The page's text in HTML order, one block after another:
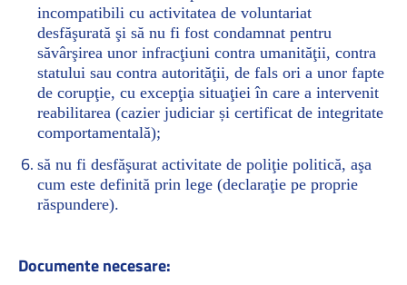
incompatibili cu activitatea de voluntariat
desfăşurată şi să nu fi fost condamnat pentru
săvârşirea unor infracţiuni contra umanităţii, contra
statului sau contra autorităţii, de fals ori a unor fapte
de corupţie, cu excepţia situaţiei în care a intervenit
reabilitarea (cazier judiciar și certificat de integritate
comportamentală);
să nu fi desfăşurat activitate de poliţie politică, aşa
cum este definită prin lege (declaraţie pe proprie
răspundere).
Documente necesare: